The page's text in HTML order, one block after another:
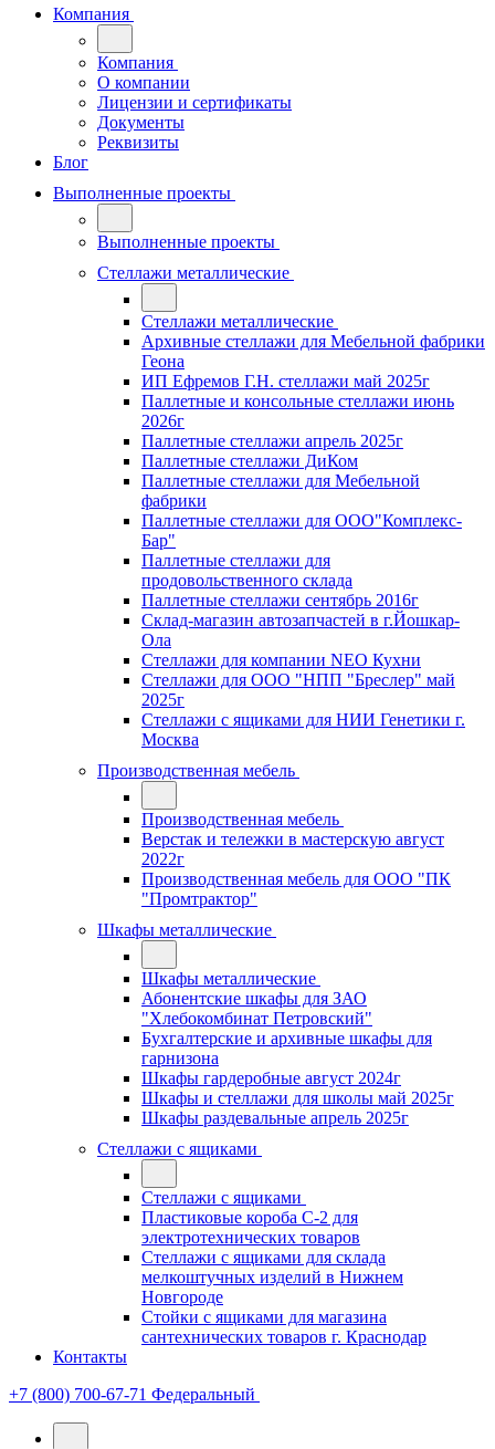
Компания
Компания
О компании
Лицензии и сертификаты
Документы
Реквизиты
Блог
Выполненные проекты
Выполненные проекты
Стеллажи металлические
Стеллажи металлические
Архивные стеллажи для Мебельной фабрики
Геона
ИП Ефремов Г.Н. стеллажи май 2025г
Паллетные и консольные стеллажи июнь
2026г
Паллетные стеллажи апрель 2025г
Паллетные стеллажи ДиКом
Паллетные стеллажи для Мебельной
фабрики
Паллетные стеллажи для ООО"Комплекс-
Бар"
Паллетные стеллажи для
продовольственного склада
Паллетные стеллажи сентябрь 2016г
Склад-магазин автозапчастей в г.Йошкар-
Ола
Стеллажи для компании NEO Кухни
Стеллажи для ООО "НПП "Бреслер" май
2025г
Стеллажи с ящиками для НИИ Генетики г.
Москва
Производственная мебель
Производственная мебель
Верстак и тележки в мастерскую август
2022г
Производственная мебель для ООО "ПК
"Промтрактор"
Шкафы металлические
Шкафы металлические
Абонентские шкафы для ЗАО
"Хлебокомбинат Петровский"
Бухгалтерские и архивные шкафы для
гарнизона
Шкафы гардеробные август 2024г
Шкафы и стеллажи для школы май 2025г
Шкафы раздевальные апрель 2025г
Стеллажи с ящиками
Стеллажи с ящиками
Пластиковые короба С-2 для
электротехнических товаров
Стеллажи с ящиками для склада
мелкоштучных изделий в Нижнем
Новгороде
Стойки с ящиками для магазина
сантехнических товаров г. Краснодар
Контакты
+7 (800) 700-67-71 Федеральный